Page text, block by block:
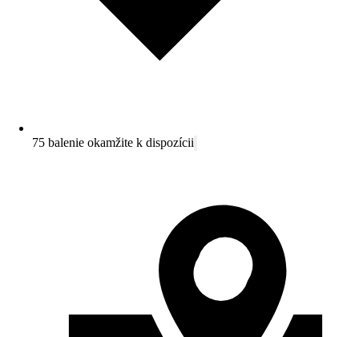
75 balenie okamžite k dispozícii